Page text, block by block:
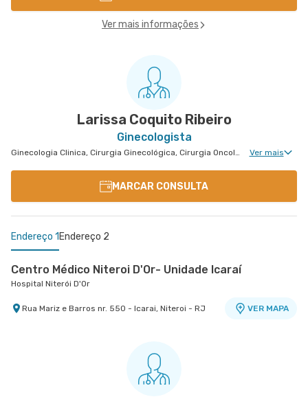
Ver mais informações
Larissa Coquito Ribeiro
Ginecologista
Ginecologia Clinica, Cirurgia Ginecológica, Cirurgia Oncológica Ginecológica Ver mais
MARCAR CONSULTA
Endereço 1 Endereço 2
Centro Médico Niteroi D'Or- Unidade Icaraí
Hospital Niterói D'Or
Rua Mariz e Barros nr. 550 - Icarai, Niteroi - RJ VER MAPA
Rua da Gloria nr. 122 5° Andar - Gloria, Rio de